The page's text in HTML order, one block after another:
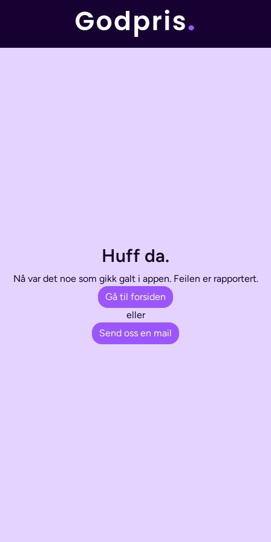
Huff da.
Nå var det noe som gikk galt i appen. Feilen er rapportert.
Gå til forsiden
eller
Send oss en mail